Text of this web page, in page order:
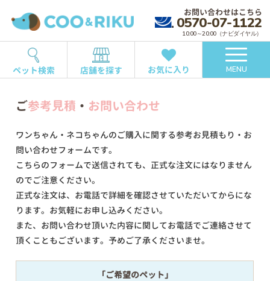
お問い合わせはこちら
0570-07-1122
10:00～20:00（ナビダイヤル）
ペット検索 店舗を探す お気に入り MENU
ご参考見積 ・ お問い合わせ
ワンちゃん・ネコちゃんのご購入に関する参考お見積もり・お
問い合わせフォームです。
こちらのフォームで送信されても、正式な注文にはなりません
のでご注意ください。
正式な注文は、お電話で詳細を確認させていただいてからにな
ります。お気軽にお申し込みください。
また、お問い合わせ頂いた内容に関してお電話でご連絡させて
頂くこともございます。予めご了承くださいませ。
「ご希望のペット」